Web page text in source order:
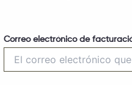
Correo electrónico de